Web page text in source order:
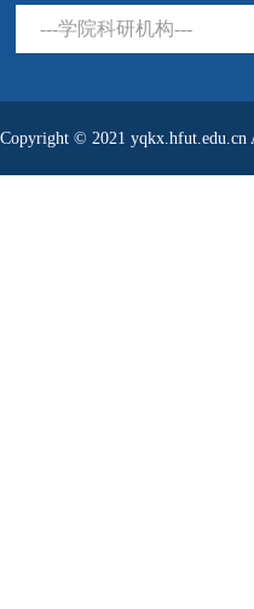
---学院科研机构---
Copyright © 2021